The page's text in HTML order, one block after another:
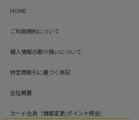
HOME
ご利用規約について
個人情報の取り扱いについて
特定商取引に基づく表記
会社概要
カード会員（情報変更/ポイント照会）